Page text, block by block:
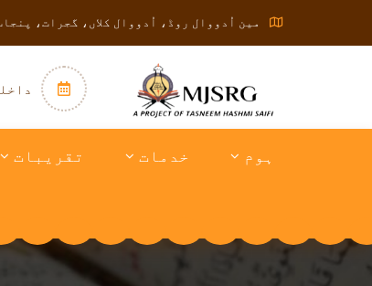
مین اُدووال روڈ، اُدووال کلاں، گجرات،
ہوم خدمات تقریبات